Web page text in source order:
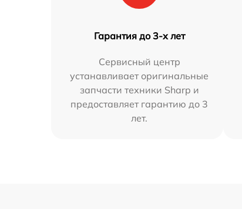
Гарантия до 3-х лет
Сервисный центр
устанавливает оригинальные
запчасти техники Sharp и
предоставляет гарантию до 3
лет.